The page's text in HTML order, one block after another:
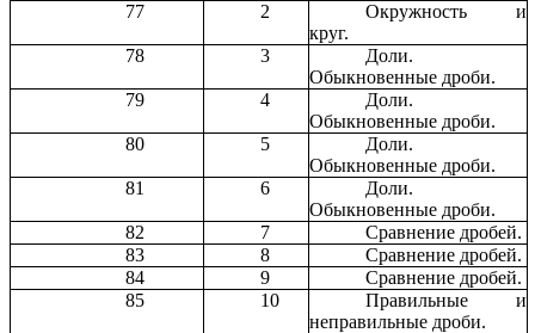
77
2
Окружность и
круг.
78
3
Доли.
Обыкновенные дроби.
79
4
Доли.
Обыкновенные дроби.
80
5
Доли.
Обыкновенные дроби.
81
6
Доли.
Обыкновенные дроби.
82
7
Сравнение дробей.
83
8
Сравнение дробей.
84
9
Сравнение дробей.
85
10
Правильные и
неправильные дроби.